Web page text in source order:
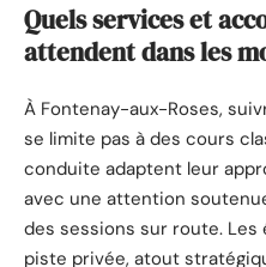
Quels services et
attendent dans les
À Fontenay-aux-Roses,
se limite pas à des cours
conduite adaptent leur
avec une attention
des sessions sur route. Les
piste privée, atout